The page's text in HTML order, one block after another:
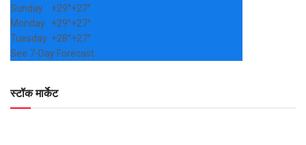
Sunday
+29°+27°
Monday
+29°+27°
Tuesday +28°+27°
See 7-Day Forecast
स्टॉक मार्केट